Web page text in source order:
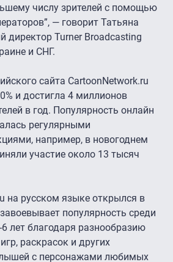
числу зрителей с помощью
— говорит Татьяна
директор Turner Broadcasting
и СНГ.
сайта CartoonNetwork.ru
и достигла 4 миллионов
в год. Популярность онлайн
регулярными
например, в новогоднем
участие около 13 тысяч
на русском языке открылся в
популярность среди
6 лет благодаря разнообразию
раскрасок и других
с персонажами любимых